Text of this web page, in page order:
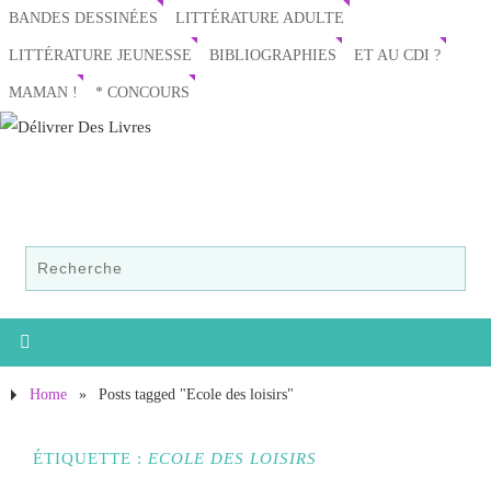
BANDES DESSINÉES LITTÉRATURE ADULTE
LITTÉRATURE JEUNESSE BIBLIOGRAPHIES ET AU CDI ?
MAMAN ! * CONCOURS
Home » Posts tagged "Ecole des loisirs"
ÉTIQUETTE : ECOLE DES LOISIRS